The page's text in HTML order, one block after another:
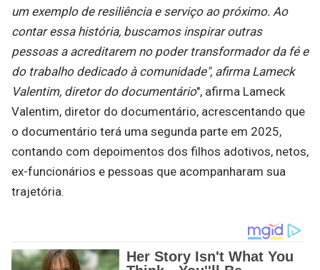
um exemplo de resiliência e serviço ao próximo. Ao
contar essa história, buscamos inspirar outras
pessoas a acreditarem no poder transformador da fé e
do trabalho dedicado à comunidade", afirma Lameck
Valentim, diretor do documentário", afirma Lameck
Valentim, diretor do documentário, acrescentando que
o documentário terá uma segunda parte em 2025,
contando com depoimentos dos filhos adotivos, netos,
ex-funcionários e pessoas que acompanharam sua
trajetória.